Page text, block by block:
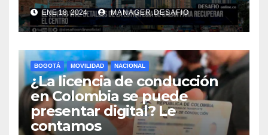
ENE 18, 2024 MANAGER.DESAFIO
BOGOTÁ MOVILIDAD NACIONAL
¿La licencia de conducción
en Colombia se puede
presentar digital? Le
contamos